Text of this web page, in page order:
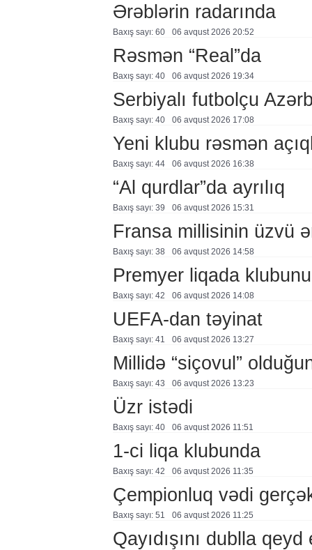
Ərəblərin radarında
Baxış sayı: 60 06 avqust 2026 20:52
Rəsmən “Real”da
Baxış sayı: 40 06 avqust 2026 19:34
Serbiyalı futbolçu
Baxış sayı: 40 06 avqust 2026 17:08
Yeni klubu rəsmən
Baxış sayı: 44 06 avqust 2026 16:38
“Al qurdlar”da ayrılıq
Baxış sayı: 39 06 avqust 2026 15:31
Fransa millisinin üzvü
Baxış sayı: 38 06 avqust 2026 14:58
Premyer liqada
Baxış sayı: 42 06 avqust 2026 14:08
UEFA-dan təyinat
Baxış sayı: 41 06 avqust 2026 13:27
Millidə “siçovul”
Baxış sayı: 43 06 avqust 2026 13:23
Üzr istədi
Baxış sayı: 40 06 avqust 2026 11:51
1-ci liqa klubunda
Baxış sayı: 42 06 avqust 2026 11:35
Çempionluq vədi
Baxış sayı: 51 06 avqust 2026 11:25
Qayıdışını dublla qeyd